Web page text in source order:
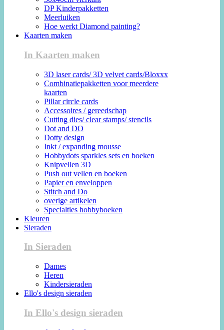
DP Kinderpakketten
Meerluiken
Hoe werkt Diamond painting?
Kaarten maken
In Kaarten maken
3D laser cards/ 3D velvet cards/Bloxxx
Combinatiepakketten voor meerdere
kaarten
Pillar circle cards
Accessoires / gereedschap
Cutting dies/ clear stamps/ stencils
Dot and DO
Dotty design
Inkt / expanding mousse
Hobbydots sparkles sets en boeken
Knipvellen 3D
Push out vellen en boeken
Papier en enveloppen
Stitch and Do
overige artikelen
Specialties hobbyboeken
Kleuren
Sieraden
In Sieraden
Dames
Heren
Kindersieraden
Ello's design sieraden
In Ello's design sieraden